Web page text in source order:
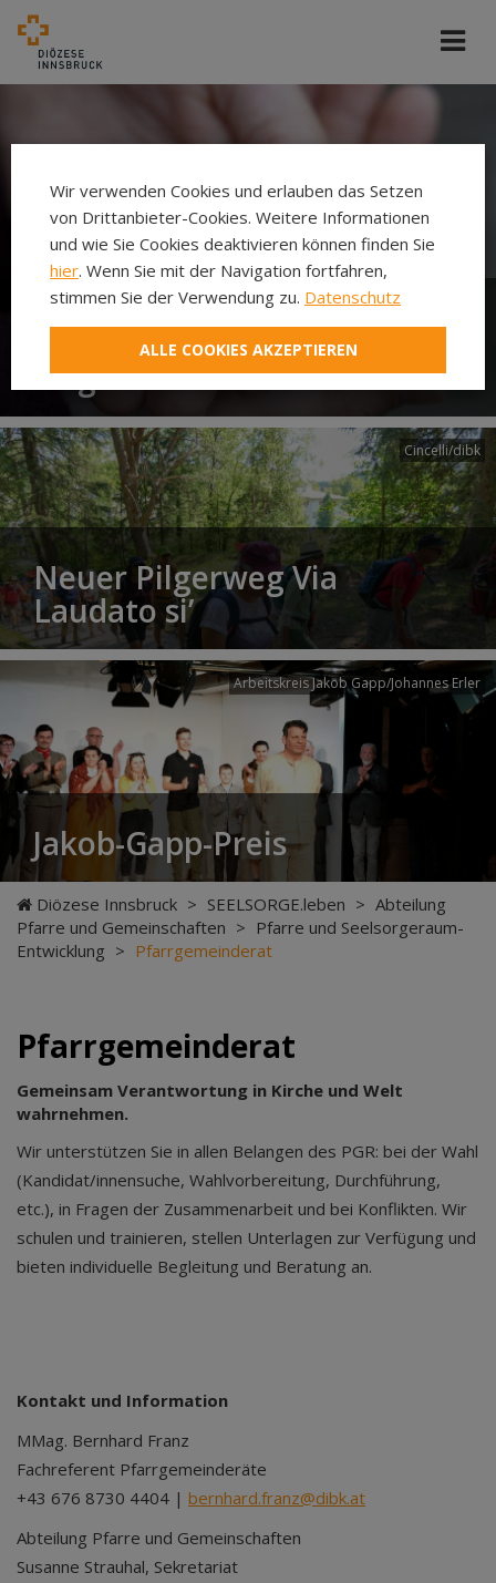
Gemeinsam Verantwortung
tragen in Kirche und Welt
Cincelli/dibk
Neuer Pilgerweg Via
Laudato si’
Arbeitskreis Jakob Gapp/Johannes Erler
Jakob-Gapp-Preis
Diözese Innsbruck > SEELSORGE.leben > Abteilung
Pfarre und Gemeinschaften > Pfarre und Seelsorgeraum-
Entwicklung > Pfarrgemeinderat
Pfarrgemeinderat
Gemeinsam Verantwortung in Kirche und Welt
wahrnehmen.
Wir unterstützen Sie in allen Belangen des PGR: bei der Wahl
(Kandidat/innensuche, Wahlvorbereitung, Durchführung,
etc.), in Fragen der Zusammenarbeit und bei Konflikten. Wir
schulen und trainieren, stellen Unterlagen zur Verfügung und
bieten individuelle Begleitung und Beratung an.
Kontakt und Information
MMag. Bernhard Franz
Fachreferent Pfarrgemeinderäte
+43 676 8730 4404 | bernhard.franz@dibk.at
Abteilung Pfarre und Gemeinschaften
Susanne Strauhal, Sekretariat
Wir verwenden Cookies und erlauben das Setzen
von Drittanbieter-Cookies. Weitere Informationen
und wie Sie Cookies deaktivieren können finden Sie
hier. Wenn Sie mit der Navigation fortfahren,
stimmen Sie der Verwendung zu. Datenschutz
ALLE COOKIES AKZEPTIEREN